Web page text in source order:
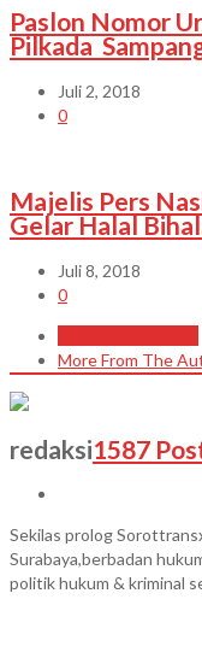
Paslon Nomor
Pilkada
Juli 2, 2018
0
Majelis Pers
Gelar Halal
Juli 8, 2018
0
More From The
redaksi1587
Sekilas prolog
Surabaya,berbadan
politik hukum & kriminal